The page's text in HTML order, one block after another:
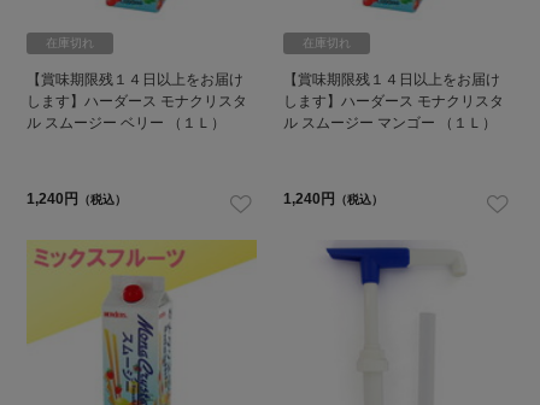
在庫切れ
【賞味期限残１４日以上をお届け
します】ハーダース モナクリスタ
ル スムージー ベリー （１Ｌ）
1,240円 （税込）
在庫切れ
【賞味期限残１４日以上をお届け
します】ハーダース モナクリスタ
ル スムージー マンゴー （１Ｌ）
1,240円 （税込）